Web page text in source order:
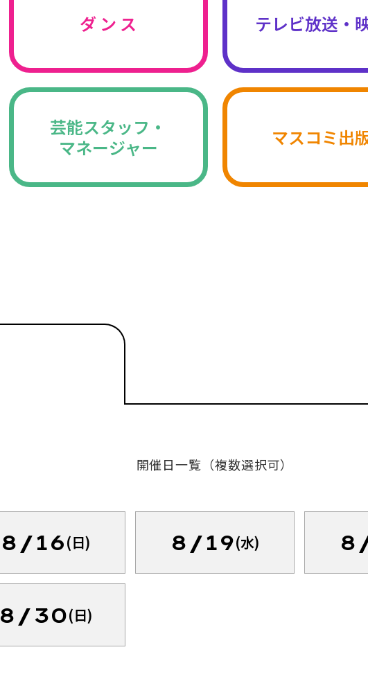
ダ ン ス テレビ放送・
芸能スタッフ・
マネージャー
マスコミ出
開催日一覧（複数選択可）
8/16(日) 8/19(水)
8/30(日)